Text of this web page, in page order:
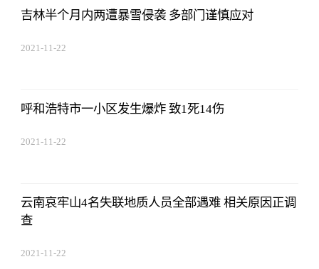
吉林半个月内两遭暴雪侵袭 多部门谨慎应对
2021-11-22
呼和浩特市一小区发生爆炸 致1死14伤
2021-11-22
云南哀牢山4名失联地质人员全部遇难 相关原因正调
查
2021-11-22